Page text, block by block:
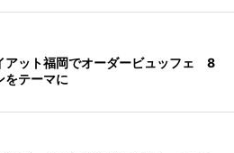
アット福岡でオーダービュッフェ 8
をテーマに